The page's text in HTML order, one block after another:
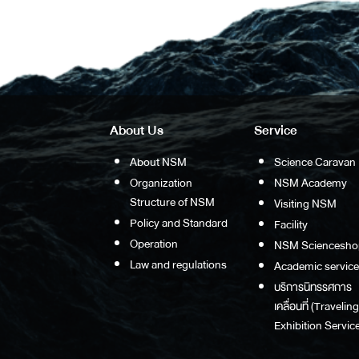
About Us
About NSM
Organization
Structure of NSM
Policy and Standard
Operation
Law and regulations
Service
Science Caravan
NSM Academy
Visiting NSM
Facility
NSM
Academic service
บริการนิทรรศการ
เคลื่อนที่ (Traveling
Exhibition